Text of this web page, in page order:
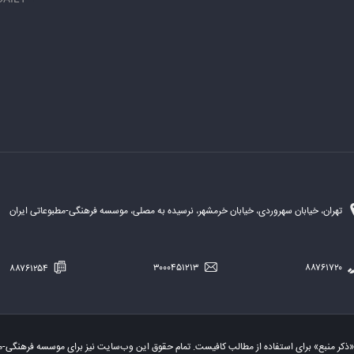
تهران، خیابان سهروردی، خیابان خرمشهر، نرسیده به مصلی، موسسه فرهنگی-مطبوعاتی ایران
«ذکر منبع» برای استفاده از مطالب کافیست. تمام حقوق این وب‌سایت نیز برای موسسه